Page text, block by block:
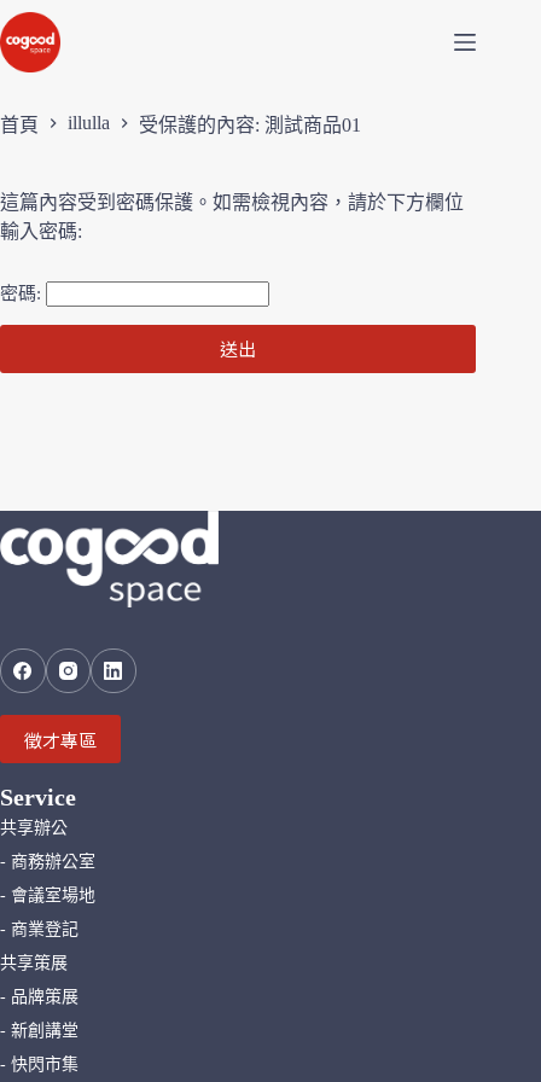
首頁 illulla 受保護的內容: 測試商品01
這篇內容受到密碼保護。如需檢視內容，請於下方欄位
輸入密碼:
密碼:
徵才專區
Service
共享辦公
- 商務辦公室
- 會議室場地
- 商業登記
共享策展
- 品牌策展
- 新創講堂
- 快閃市集